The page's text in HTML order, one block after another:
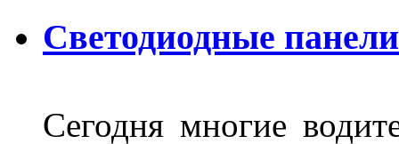
Светодиодные
Сегодня многие